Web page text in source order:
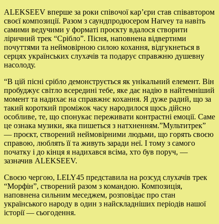
ALEKSEEV вперше за роки співочої кар’єри став співавтором
своєї композиції. Разом з саундпродюсером Harvey та навіть
самими ведучими у форматі проєкту вдалося створити
ліричний трек “Срібло”. Пісня, наповнена відвертими
почуттями та неймовірною силою кохання, відгукнеться в
серцях українських слухачів та подарує справжню душевну
насолоду.
“В цій пісні срібло демонструється як унікальний елемент. Він
пробуджує світло всередині тебе, яке дає надію в найтемніший
момент та надихає на справжнє кохання. Я дуже радий, що за
такий короткий проміжок часу народилося щось дійсно
особливе, те, що спонукає переживати контрастні емоції. Саме
це ознака музики, яка пишеться з натхненням.”Мультитрек”
— проєкт, створений неймовірними людьми, що горять своєю
справою, люблять її та живуть заради неї. І тому з самого
початку і до кінця я надихався всіма, хто був поруч, —
зазначив ALEKSEEV.
Своєю чергою, LELY45 представила на розсуд слухачів трек
“Морфін”, створений разом з командою. Композиція,
наповнена сильним меседжем, розповідає про стан
українського народу в один з найскладніших періодів нашої
історії — сьогодення.